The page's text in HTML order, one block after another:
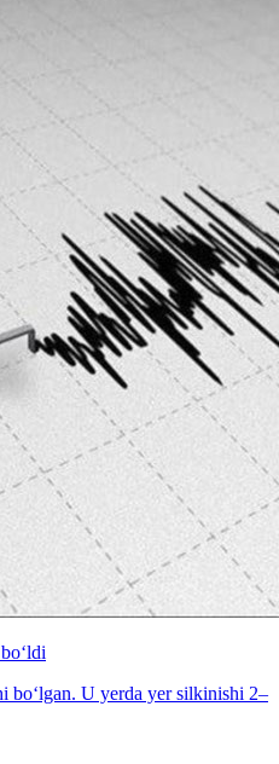
bo‘lgan. U yerda yer silkinishi 2–